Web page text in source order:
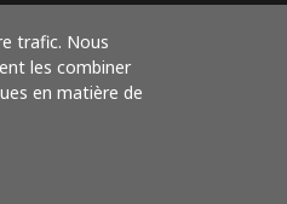
trafic. Nous
les combiner
en matière de